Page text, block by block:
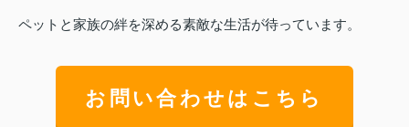
ペットと家族の絆を深める素敵な生活が待っています。
お問い合わせはこちら